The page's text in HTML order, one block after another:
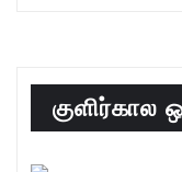
குளிர்கால